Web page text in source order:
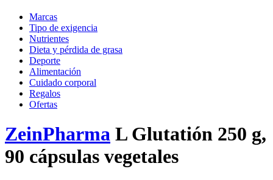
Marcas
Tipo de exigencia
Nutrientes
Dieta y pérdida de grasa
Deporte
Alimentación
Cuidado corporal
Regalos
Ofertas
ZeinPharma L Glutatión 250 g,
90 cápsulas vegetales